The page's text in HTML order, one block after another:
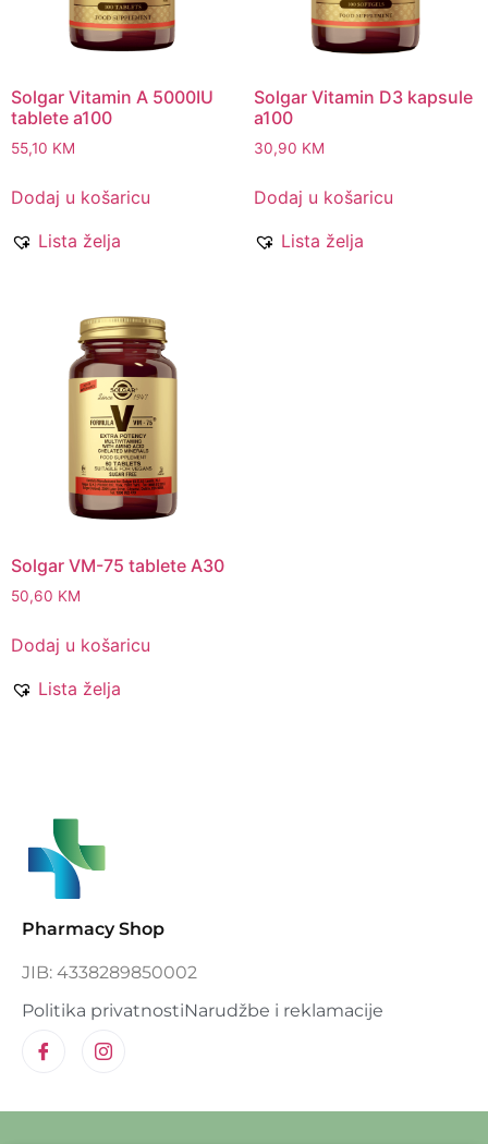
Solgar Vitamin A 5000IU
tablete a100
55,10 KM
Dodaj u košaricu
Lista želja
Solgar Vitamin D3 kapsule
a100
30,90 KM
Dodaj u košaricu
Lista želja
Solgar VM-75 tablete A30
50,60 KM
Dodaj u košaricu
Lista želja
Pharmacy Shop
JIB: 4338289850002
Politika privatnostiNarudžbe i reklamacije